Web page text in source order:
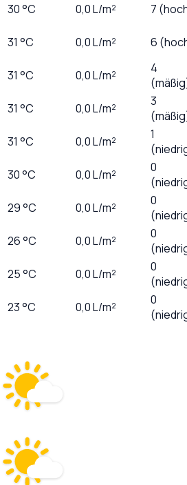
30°C 0,0L/m²
7
31 °C 0,0L/m²
6
31 °C 0,0L/m²
4
31 °C 0,0L/m²
3
31 °C 0,0L/m²
1
30°C 0,0L/m²
0
29°C 0,0L/m²
0
26°C 0,0L/m²
0
25°C 0,0L/m²
0
23°C 0,0L/m²
0